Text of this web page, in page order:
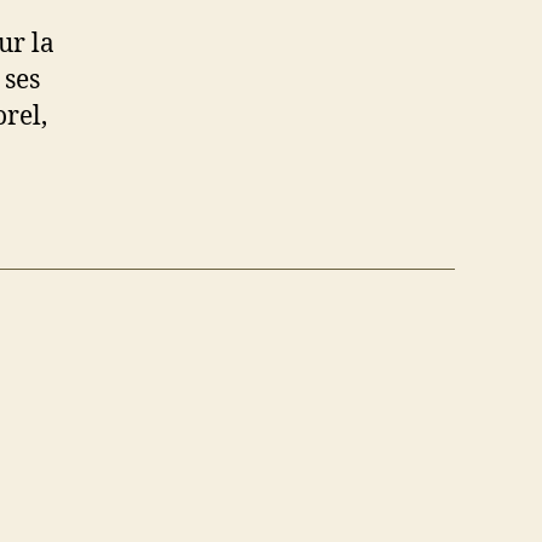
de
la
délinquance
la